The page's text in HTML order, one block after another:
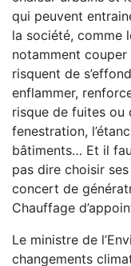
qui peuvent
la société, comme
notamment
risquent de
enflammer,
risque de fuites ou
fenestration,
bâtiments… Et il
pas dire choisir
concert de
Chauffage
Le ministre de
changements